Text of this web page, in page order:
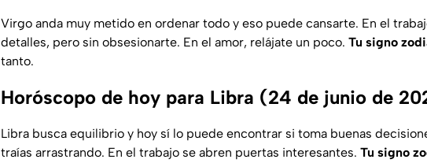
Virgo anda muy metido en ordenar todo y eso puede cansarte. En el
detalles, pero sin obsesionarte. En el amor, relájate un poco. Tu signo
tanto.
Horóscopo de hoy para Libra (24 de junio de
Libra busca equilibrio y hoy sí lo puede encontrar si toma buenas
traías arrastrando. En el trabajo se abren puertas interesantes. Tu signo